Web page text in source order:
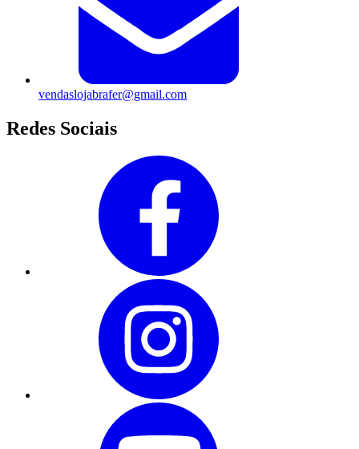
vendaslojabrafer@gmail.com
Redes Sociais